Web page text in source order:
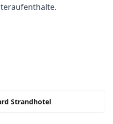
Strandhotel